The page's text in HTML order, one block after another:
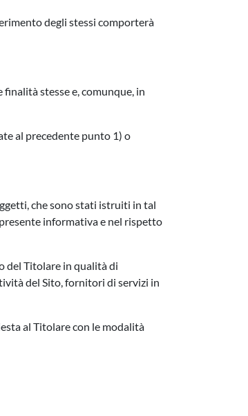
degli stessi comporterà
stesse e, comunque, in
al precedente punto 1) o
che sono stati istruiti in tal
informativa e nel rispetto
del Titolare in qualità di
del Sito, fornitori di servizi in
al Titolare con le modalità